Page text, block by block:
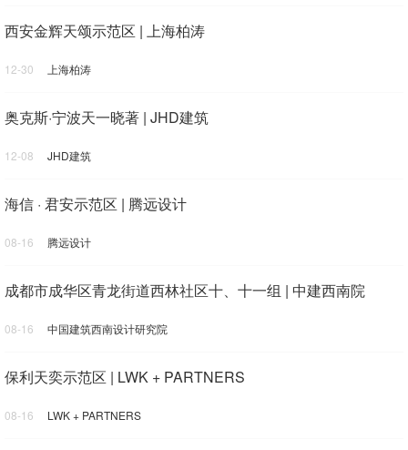
西安金辉天颂示范区 | 上海柏涛
12-30 上海柏涛
奥克斯·宁波天一晓著 | JHD建筑
12-08 JHD建筑
海信 · 君安示范区 | 腾远设计
08-16 腾远设计
成都市成华区青龙街道西林社区十、十一组 | 中建西南院
08-16 中国建筑西南设计研究院
保利天奕示范区 | LWK + PARTNERS
08-16 LWK + PARTNERS